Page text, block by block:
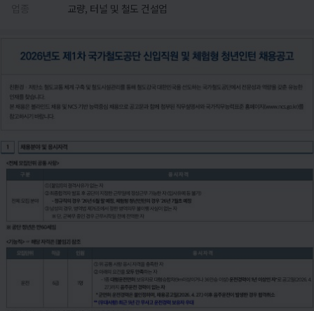
교량, 터널 및 철도 건설업